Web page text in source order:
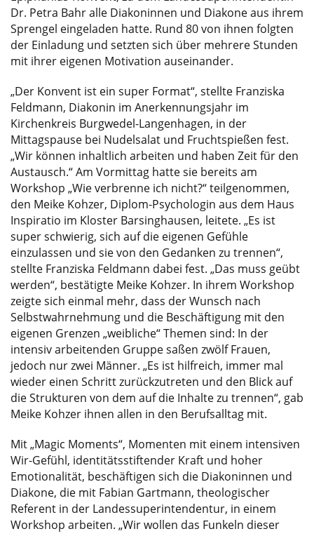
Dr. Petra Bahr alle Diakoninnen und Diakone aus ihrem
Sprengel eingeladen hatte. Rund 80 von ihnen folgten
der Einladung und setzten sich über mehrere Stunden
mit ihrer eigenen Motivation auseinander.
„Der Konvent ist ein super Format“, stellte Franziska
Feldmann, Diakonin im Anerkennungsjahr im
Kirchenkreis Burgwedel-Langenhagen, in der
Mittagspause bei Nudelsalat und Fruchtspießen fest.
„Wir können inhaltlich arbeiten und haben Zeit für den
Austausch.“ Am Vormittag hatte sie bereits am
Workshop „Wie verbrenne ich nicht?“ teilgenommen,
den Meike Kohzer, Diplom-Psychologin aus dem Haus
Inspiratio im Kloster Barsinghausen, leitete. „Es ist
super schwierig, sich auf die eigenen Gefühle
einzulassen und sie von den Gedanken zu trennen“,
stellte Franziska Feldmann dabei fest. „Das muss geübt
werden“, bestätigte Meike Kohzer. In ihrem Workshop
zeigte sich einmal mehr, dass der Wunsch nach
Selbstwahrnehmung und die Beschäftigung mit den
eigenen Grenzen „weibliche“ Themen sind: In der
intensiv arbeitenden Gruppe saßen zwölf Frauen,
jedoch nur zwei Männer. „Es ist hilfreich, immer mal
wieder einen Schritt zurückzutreten und den Blick auf
die Strukturen von dem auf die Inhalte zu trennen“, gab
Meike Kohzer ihnen allen in den Berufsalltag mit.
Mit „Magic Moments“, Momenten mit einem intensiven
Wir-Gefühl, identitätsstiftender Kraft und hoher
Emotionalität, beschäftigen sich die Diakoninnen und
Diakone, die mit Fabian Gartmann, theologischer
Referent in der Landessuperintendentur, in einem
Workshop arbeiten. „Wir wollen das Funkeln dieser